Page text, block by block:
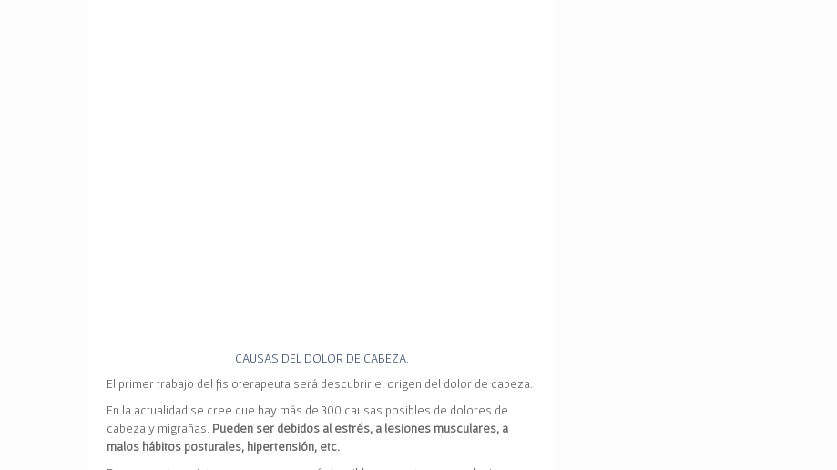
CAUSAS DEL DOLOR DE CABEZA.
El primer trabajo del fisioterapeuta será descubrir el origen del dolor de cabeza.
En la actualidad se cree que hay más de 300 causas posibles de dolores de
cabeza y migrañas. Pueden ser debidos al estrés, a lesiones musculares, a
malos hábitos posturales, hipertensión, etc.